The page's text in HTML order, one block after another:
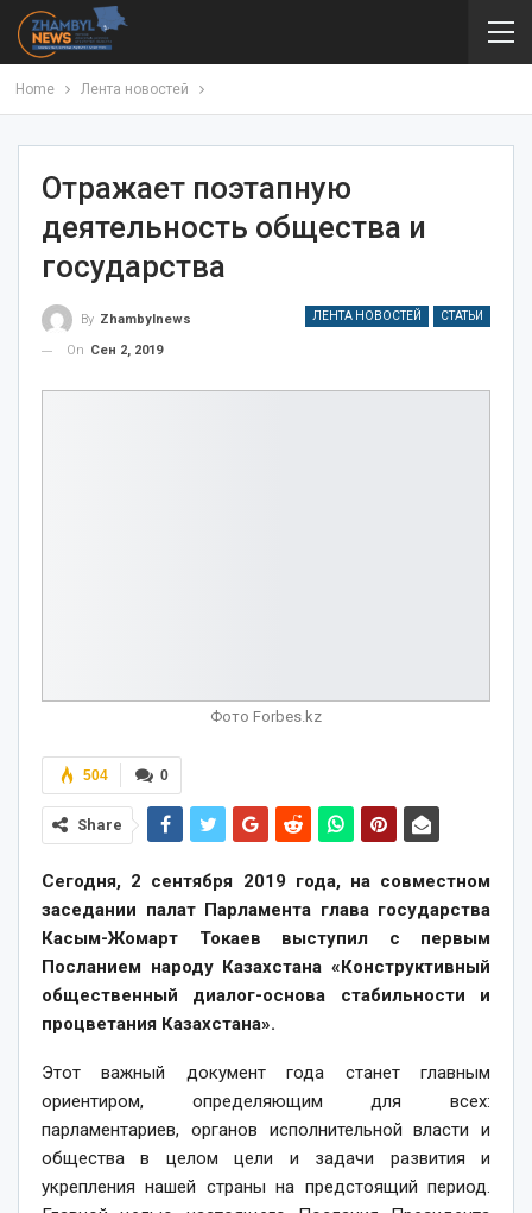
Home Лента новостей
Отражает поэтапную
деятельность общества и
государства
ЛЕНТА НОВОСТЕЙ СТАТЬИ
By Zhambylnews
On Сен 2, 2019
Фото Forbes.kz
0
504
Share
Сегодня, 2 сентября 2019 года, на совместном
заседании палат Парламента глава государства
Касым-Жомарт Токаев выступил с первым
Посланием народу Казахстана «Конструктивный
общественный диалог-основа стабильности и
процветания Казахстана».
Этот важный документ года станет главным
ориентиром, определяющим для всех:
парламентариев, органов исполнительной власти и
общества в целом цели и задачи развития и
укрепления нашей страны на предстоящий период.